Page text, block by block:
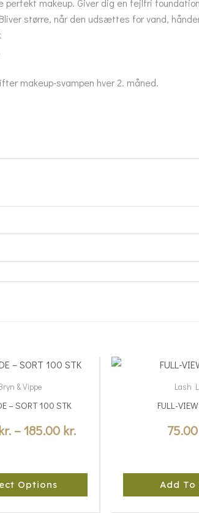
makeup. Giver dig en fejlfri
større, når den udsættes for vand,
makeup-svampen hver 2. måned.
& Vippe
– SORT 100 STK
–185.00 kr.
Price
185.00 kr.
Options
Lash
FULL-VIEW
75.00
Add To